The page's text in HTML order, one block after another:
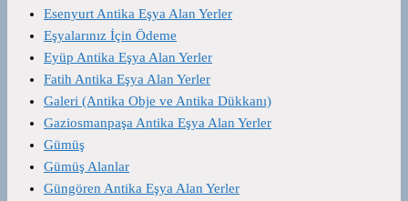
Esenyurt Antika Eşya Alan Yerler
Eşyalarınız İçin Ödeme
Eyüp Antika Eşya Alan Yerler
Fatih Antika Eşya Alan Yerler
Galeri (Antika Obje ve Antika Dükkanı)
Gaziosmanpaşa Antika Eşya Alan Yerler
Gümüş
Gümüş Alanlar
Güngören Antika Eşya Alan Yerler